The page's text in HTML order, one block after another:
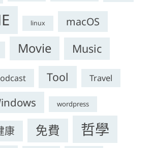
linux macOS
Movie Music
Tool Travel
wordpress
康 免費 哲學